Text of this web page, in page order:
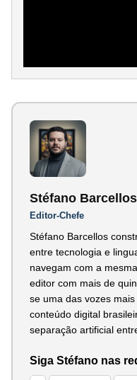
Stéfano Barcellos
Editor-Chefe
Stéfano Barcellos
entre tecnologia e
navegam com a
editor com mais de
se uma das vozes
conteúdo digital
separação artificial
Siga Stéfano nas